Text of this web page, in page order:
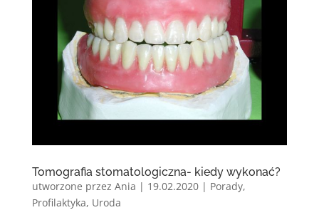
Tomografia stomatologiczna- kiedy wykonać?
utworzone przez Ania | 19.02.2020| Porady,
Profilaktyka, Uroda